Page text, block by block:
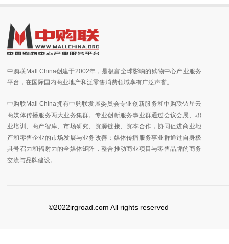
中购联Mall China创建于2002年，是极富全球影响的购物中心产业服务
平台，在国际国内商业地产和泛零售消费领域享有广泛声誉。
中购联Mall China拥有中购联发展委员会专业创新服务和中购联铱星云
商媒体传播服务两大业务集群。专业创新服务事业群通过会议会展、职
业培训、商产智库、市场研究、资源链接、资本合作，协同促进商业地
产和零售企业的市场发展与业务改善；媒体传播服务事业群通过自身极
具号召力和辐射力的全媒体矩阵，整合推动商业项目与零售品牌的商务
交流与品牌建设。
©2022irgroad.com All rights reserved